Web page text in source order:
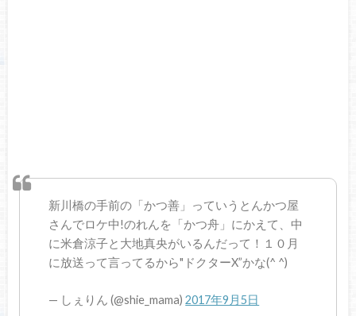
新川橋の手前の「かつ善」っていうとんかつ屋
さんでロケ中!のれんを「かつ舟」にかえて、中
に米倉涼子と大地真央がいるんだって！１０月
に放送って言ってるから"ドクターX”かな(^ ^)
— しぇりん (@shie_mama)2017年9月5日